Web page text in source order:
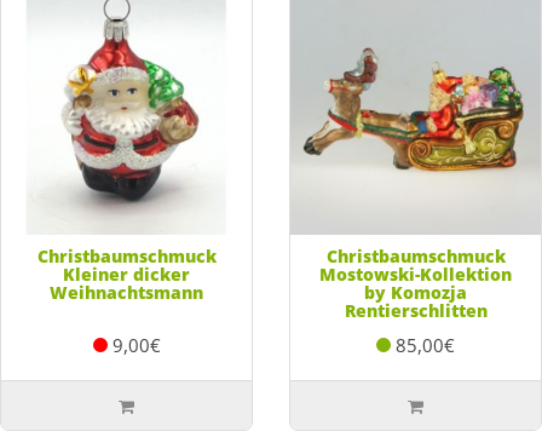
Christbaumschmuck
Kleiner dicker
Weihnachtsmann
9,00€
Christbaumschmuck
Mostowski-Kollektion
by Komozja
Rentierschlitten
85,00€